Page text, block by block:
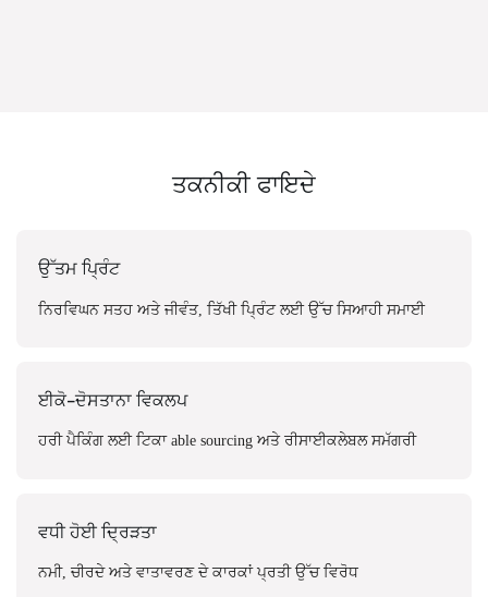
ਤਕਨੀਕੀ ਫਾਇਦੇ
ਉੱਤਮ ਪ੍ਰਿੰਟ
ਨਿਰਵਿਘਨ ਸਤਹ ਅਤੇ ਜੀਵੰਤ, ਤਿੱਖੀ ਪ੍ਰਿੰਟ ਲਈ ਉੱਚ ਸਿਆਹੀ ਸਮਾਈ
ਈਕੋ-ਦੋਸਤਾਨਾ ਵਿਕਲਪ
ਹਰੀ ਪੈਕਿੰਗ ਲਈ ਟਿਕਾ able sourcing ਅਤੇ ਰੀਸਾਈਕਲੇਬਲ ਸਮੱਗਰੀ
ਵਧੀ ਹੋਈ ਦ੍ਰਿੜਤਾ
ਨਮੀ, ਚੀਰਦੇ ਅਤੇ ਵਾਤਾਵਰਣ ਦੇ ਕਾਰਕਾਂ ਪ੍ਰਤੀ ਉੱਚ ਵਿਰੋਧ